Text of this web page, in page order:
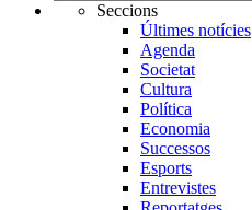
Seccions
Últimes notícies
Agenda
Societat
Cultura
Política
Economia
Successos
Esports
Entrevistes